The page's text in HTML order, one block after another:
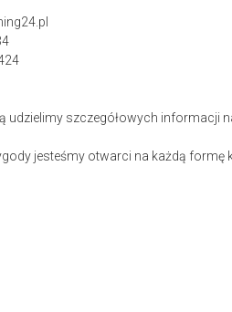
udzielimy szczegółowych informacji
jesteśmy otwarci na każdą